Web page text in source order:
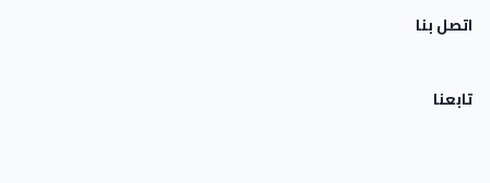
اتصل بنا
تابعنا